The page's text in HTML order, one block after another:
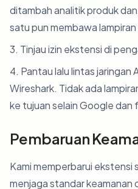
ditambah analitik produk
satu pun membawa
Tinjau izin ekstensi di
Pantau lalu lintas
Wireshark. Tidak ada
ke tujuan selain Google dan
Pembaruan
Kami memperbarui ekstensi
menjaga standar keamanan